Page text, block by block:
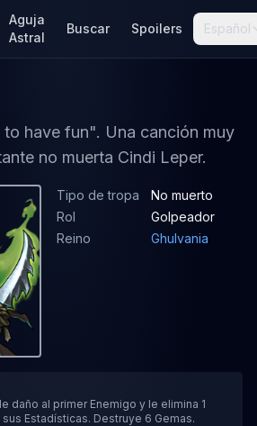
Aguja
Astral
Buscar Spoilers Español
have fun". Una canción muy
no muerta Cindi Leper.
Tipo de tropa
No muerto
Rol
Golpeador
Reino
Ghulvania
daño al primer Enemigo y le elimina 1
Estadísticas. Destruye 6 Gemas.